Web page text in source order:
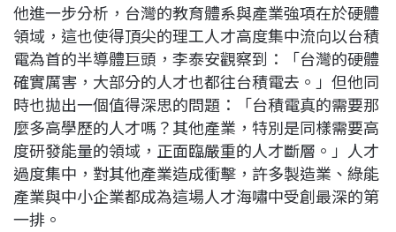
他進一步分析，台灣的教育體系與產業強項在於硬體
領域，這也使得頂尖的理工人才高度集中流向以台積
電為首的半導體巨頭，李泰安觀察到：「台灣的硬體
確實厲害，大部分的人才也都往台積電去。」但他同
時也拋出一個值得深思的問題：「台積電真的需要那
麼多高學歷的人才嗎？其他產業，特別是同樣需要高
度研發能量的領域，正面臨嚴重的人才斷層。」人才
過度集中，對其他產業造成衝擊，許多製造業、綠能
產業與中小企業都成為這場人才海嘯中受創最深的第
一排。